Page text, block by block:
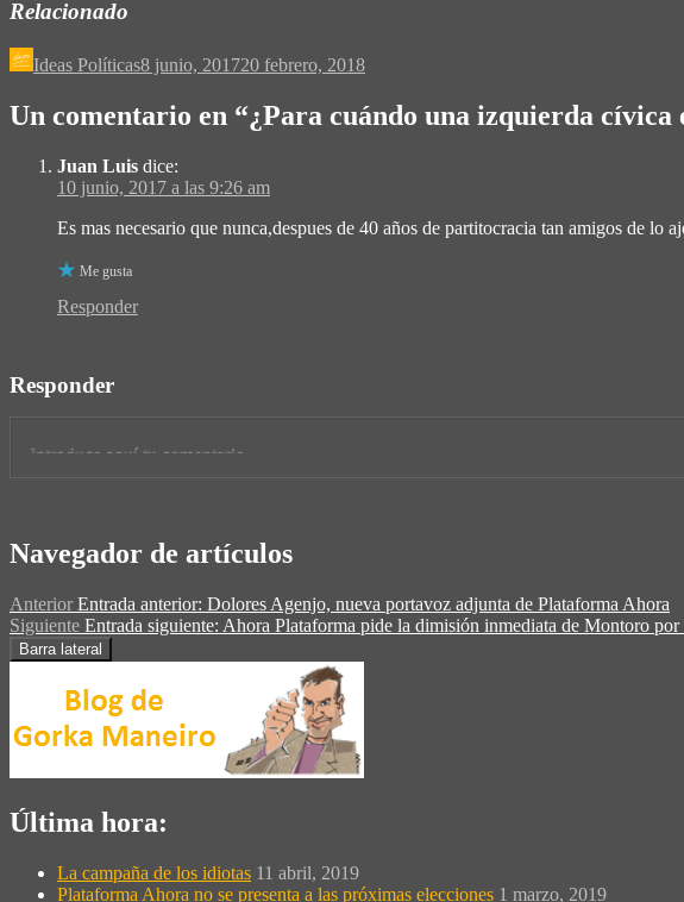
Relacionado
Ideas Políticas8 junio, 201720 febrero, 2018
Un comentario en “¿Para cuándo una izquierda cívica
Juan Luis dice:
10 junio, 2017 a las 9:26 am
Es mas necesario que nunca,despues de 40 años de partitocracia tan amigos de
Me gusta
Responder
Responder
Navegador de artículos
Anterior Entrada anterior: Dolores Agenjo, nueva portavoz adjunta de Plataforma Ahora
Siguiente Entrada siguiente: Ahora Plataforma pide la dimisión inmediata de Montoro por
Barra lateral
Última hora:
La campaña de los idiotas 11 abril, 2019
Plataforma Ahora no se presenta a las próximas elecciones 1 marzo, 2019